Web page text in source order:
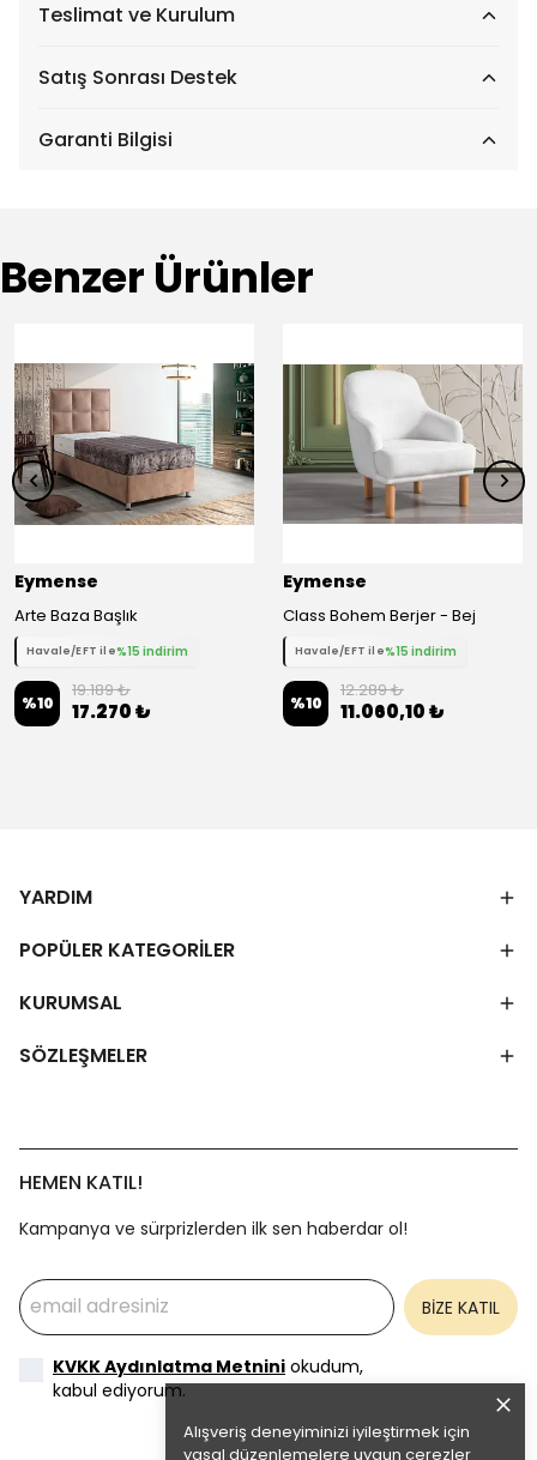
Alışveriş deneyiminizi iyileştirmek için
yasal düzenlemelere uygun çerezler
Teslimat ve Kurulum
Satış Sonrası Destek
Garanti Bilgisi
Benzer Ürünler
Eymense
Arte Baza Başlık
Havale/EFT ile%15 indirim
%10
19.189 ₺
17.270 ₺
Eymense
Class Bohem Berjer - Bej
Havale/EFT ile%15 indirim
%10
12.289 ₺
11.060,10 ₺
YARDIM
POPÜLER KATEGORİLER
KURUMSAL
SÖZLEŞMELER
HEMEN KATIL!
Kampanya ve sürprizlerden ilk sen haberdar ol!
BİZE KATIL
KVKK Aydınlatma Metnini okudum,
kabul ediyorum.